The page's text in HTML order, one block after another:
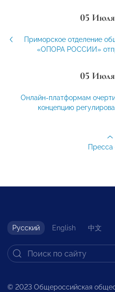
05 Июля
Приморское отделение
«ОПОРА РОССИИ»
05 Июля
Онлайн-платформам
концепцию
Пресса
Русский English 中文
© 2023 Общероссийская